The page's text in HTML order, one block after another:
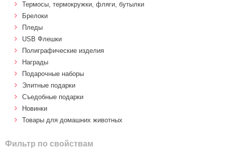
Термосы, термокружки, фляги, бутылки
Брелоки
Пледы
USB Флешки
Полиграфические изделия
Награды
Подарочные наборы
Элитные подарки
Cъедобные подарки
Новинки
Товары для домашних животных
Фильтр по свойствам